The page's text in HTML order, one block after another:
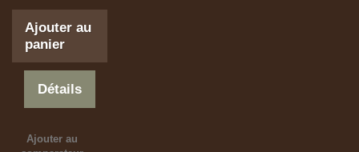
Ajouter au
panier
Détails
Ajouter au